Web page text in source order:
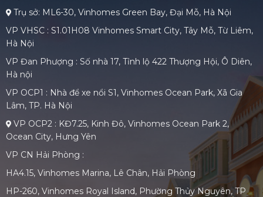
Trụ sở: ML6-30, Vinhomes Green Bay, Đại Mỗ, Hà Nội
VP VHSC : S1.01H08 Vinhomes Smart City, Tây Mỗ, Từ Liêm,
Hà Nội
VP Đan Phượng : Số nhà 17, Tỉnh lộ 422 Thượng Hội, Ô Diên,
Hà nội
VP OCP1 : Nhà để xe nổi S1, Vinhomes Ocean Park, Xã Gia
Lâm, TP. Hà Nội
VP OCP2 : KĐ7.25, Kinh Đô, Vinhomes Ocean Park 2,
Ocean City, Hưng Yên
VP CN Hải Phòng :
HA4.15, Vinhomes Marina, Lê Chân, Hải Phòng
HP-260, Vinhomes Royal Island, Phường Thủy Nguyên, TP